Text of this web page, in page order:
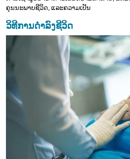
ຄຸນນະພາບຊີວິດ, ແລະຄວາມເປັນ
ວິທີການດຳລົງຊີວິດ